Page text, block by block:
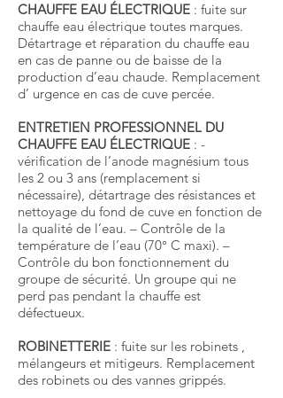
CHAUFFE EAU ÉLECTRIQUE : fuite sur
chauffe eau électrique toutes marques.
Détartrage et réparation du chauffe eau
en cas de panne ou de baisse de la
production d’eau chaude. Remplacement
d’ urgence en cas de cuve percée.
ENTRETIEN PROFESSIONNEL DU
CHAUFFE EAU ÉLECTRIQUE : -
vérification de l’anode magnésium tous
les 2 ou 3 ans (remplacement si
nécessaire), détartrage des résistances et
nettoyage du fond de cuve en fonction de
la qualité de l’eau. – Contrôle de la
température de l’eau (70° C maxi). –
Contrôle du bon fonctionnement du
groupe de sécurité. Un groupe qui ne
perd pas pendant la chauffe est
défectueux.
ROBINETTERIE : fuite sur les robinets ,
mélangeurs et mitigeurs. Remplacement
des robinets ou des vannes grippés.